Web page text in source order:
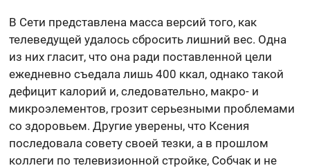
В Сети представлена масса версий того, как
телеведущей удалось сбросить лишний вес. Одна
из них гласит, что она ради поставленной цели
ежедневно съедала лишь 400 ккал, однако такой
дефицит калорий и, следовательно, макро- и
микроэлементов, грозит серьезными проблемами
со здоровьем. Другие уверены, что Ксения
последовала совету своей тезки, а в прошлом
коллеги по телевизионной стройке, Собчак и не